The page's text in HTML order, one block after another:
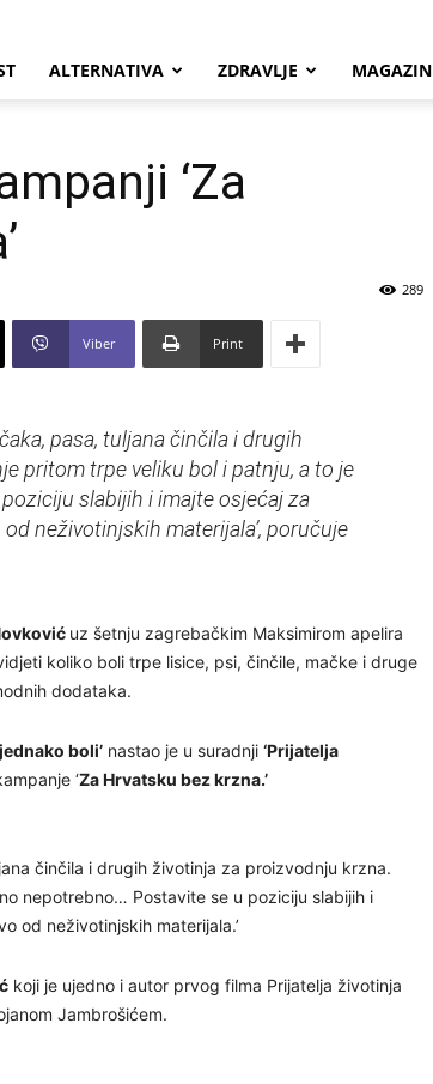
ALTERNATIVA ZDRAVLJE MAGAZIN
‘Za
289
Viber Print
pasa, tuljana činčila i drugih
pritom trpe veliku bol i patnju, a to je
slabijih i imajte osjećaj za
neživotinjskih materijala’, poručuje
uz šetnju zagrebačkim Maksimirom apelira
koliko boli trpe lisice, psi, činčile, mačke i druge
dodataka.
boli’ nastao je u suradnji ‘Prijatelja
‘Za Hrvatsku bez krzna.’
činčila i drugih životinja za proizvodnju krzna.
nepotrebno… Postavite se u poziciju slabijih i
od neživotinjskih materijala.’
koji je ujedno i autor prvog filma Prijatelja životinja
Jambrošićem.